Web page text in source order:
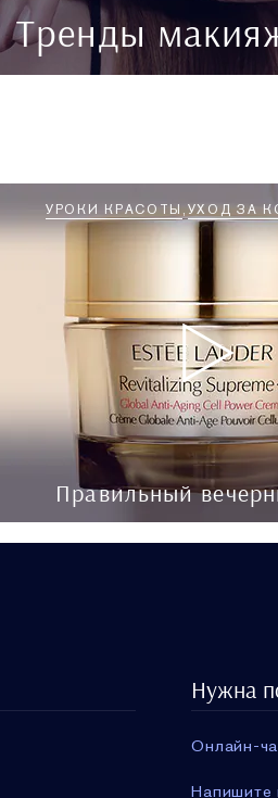
Тренды
Правильный
УРОКИ КРАСОТЫ УХОД ЗА
Нужна
Онлайн-
Напишите